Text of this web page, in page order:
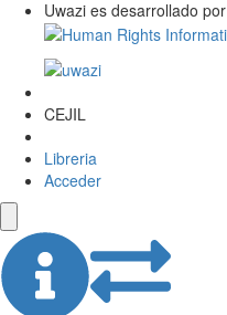
Uwazi es desarrollado por
CEJIL
Libreria
Acceder